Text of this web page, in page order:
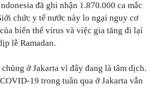
đã ghi nhận 1.870.000 ca mắc
chức y tế nước này lo ngại nguy cơ
biến thể virus và việc gia tăng đi lại
lễ Ramadan.
ở Jakarta vì đây đang là tâm dịch.
19 trong tuần qua ở Jakarta vẫn